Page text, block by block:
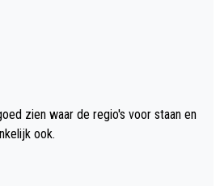
zien waar de regio's voor staan en
ook.